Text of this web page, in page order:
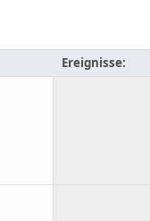
Ereignisse: